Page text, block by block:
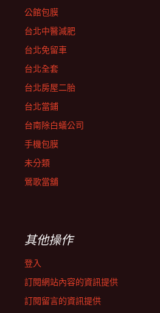
公館包膜
台北中醫減肥
台北免留車
台北全套
台北房屋二胎
台北當鋪
台南除白蟻公司
手機包膜
未分類
鶯歌當舖
其他操作
登入
訂閱網站內容的資訊提供
訂閱留言的資訊提供